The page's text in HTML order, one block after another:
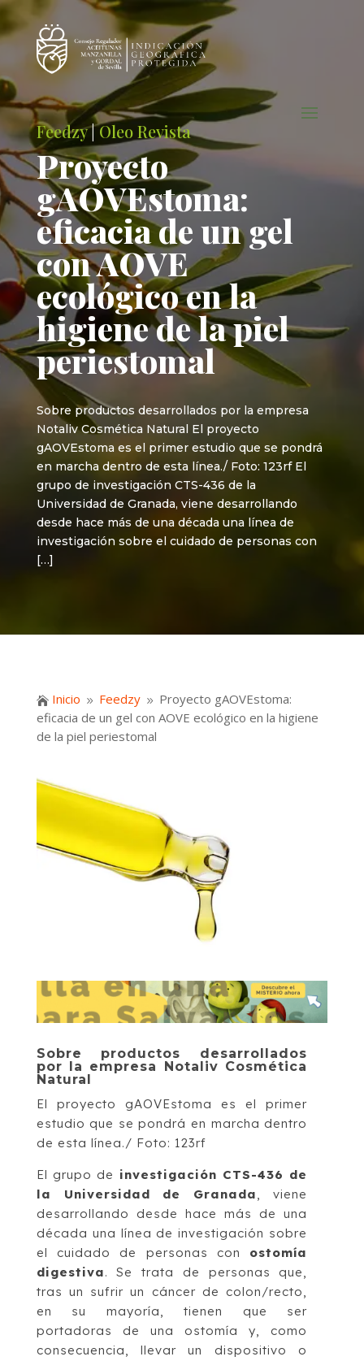
Feedzy|Oleo Revista
Proyecto
gAOVEstoma:
eficacia de un gel
con AOVE
ecológico en la
higiene de la piel
periestomal
Sobre productos desarrollados por la empresa
Notaliv Cosmética Natural El proyecto
gAOVEstoma es el primer estudio que se pondrá
en marcha dentro de esta línea./ Foto: 123rf El
grupo de investigación CTS-436 de la
Universidad de Granada, viene desarrollando
desde hace más de una década una línea de
investigación sobre el cuidado de personas con
[…]
 Inicio 9 Feedzy 9 Proyecto gAOVEstoma:
eficacia de un gel con AOVE ecológico en la higiene
de la piel periestomal
Sobre productos desarrollados
por la empresa Notaliv Cosmética
Natural
El proyecto gAOVEstoma es el primer
estudio que se pondrá en marcha dentro
de esta línea./ Foto: 123rf
El grupo de investigación CTS-436 de
la Universidad de Granada, viene
desarrollando desde hace más de una
década una línea de investigación sobre
el cuidado de personas con ostomía
digestiva. Se trata de personas que,
tras un sufrir un cáncer de colon/recto,
en su mayoría, tienen que ser
portadoras de una ostomía y, como
consecuencia, llevar un dispositivo o